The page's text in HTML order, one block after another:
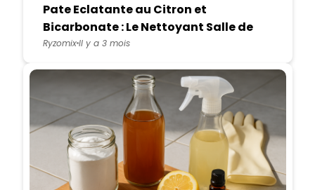
Pate Eclatante au Citron et
Bicarbonate : Le Nettoyant Salle de
Bain Anti-Traces Unique
RyzomixIl y a 3 mois